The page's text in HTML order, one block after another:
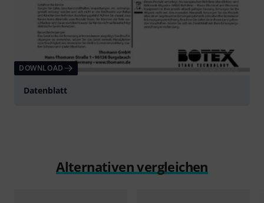
DOWNLOAD
Datenblatt
Alternativen vergleichen